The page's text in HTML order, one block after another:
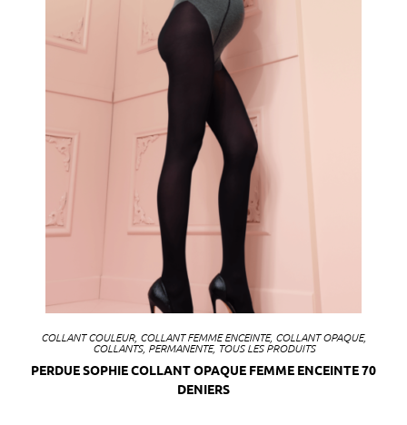
COLLANT COULEUR, COLLANT FEMME ENCEINTE, COLLANT OPAQUE,
COLLANTS, PERMANENTE, TOUS LES PRODUITS
PERDUE SOPHIE COLLANT OPAQUE FEMME ENCEINTE 70
DENIERS